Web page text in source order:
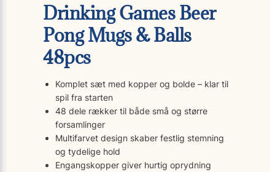
Drinking Games Beer
Pong Mugs & Balls
48pcs
Komplet sæt med kopper og bolde – klar til
spil fra starten
48 dele rækker til både små og større
forsamlinger
Multifarvet design skaber festlig stemning
og tydelige hold
Engangskopper giver hurtig oprydning